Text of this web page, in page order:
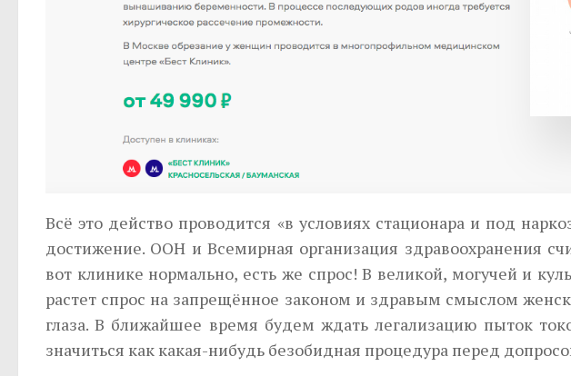
Всё это действо проводится «в условиях стационара и под
достижение. ООН и Всемирная организация здравоохранения
вот клинике нормально, есть же спрос! В великой, могучей и
растет спрос на запрещённое законом и здравым смыслом
глаза. В ближайшее время будем ждать легализацию пыток
значиться как какая-нибудь безобидная процедура перед